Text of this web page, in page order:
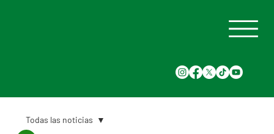
Todas las noticias